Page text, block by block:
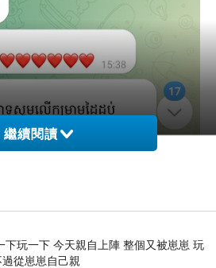
繼續閱讀
下玩一下 今天親自上陣 整個又被崽崽 玩
從崽崽自己親